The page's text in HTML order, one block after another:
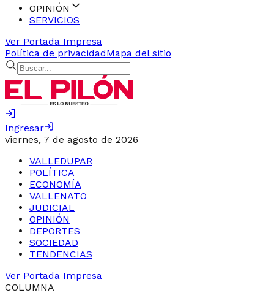
OPINIÓN
SERVICIOS
Ver Portada Impresa
Política de privacidadMapa del sitio
Ingresar
viernes, 7 de agosto de 2026
VALLEDUPAR
POLÍTICA
ECONOMÍA
VALLENATO
JUDICIAL
OPINIÓN
DEPORTES
SOCIEDAD
TENDENCIAS
Ver Portada Impresa
COLUMNA